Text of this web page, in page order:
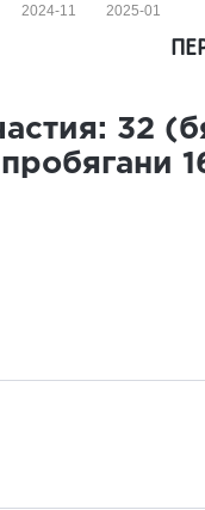
2025-01
2024-11
32
пробягани